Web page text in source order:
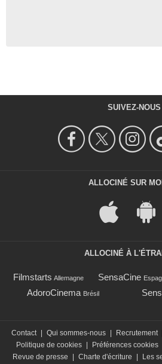
SUIVEZ-NOUS
ALLOCINÉ SUR
ALLOCINÉ À
Filmstarts Allemagne SensaCine
AdoroCinema Brésil
Contact | Qui sommes-nous | Recrutement
Politique de cookies | Préférences cookies
Revue de presse
| Charte d'écriture | Les